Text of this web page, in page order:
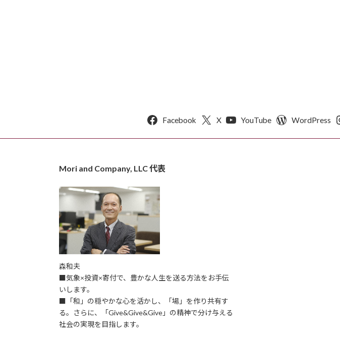
Facebook X YouTube WordPress
Mori and Company, LLC 代表
森和夫
■気象×投資×寄付で、豊かな人生を送る方法をお手伝
いします。
■「和」の穏やかな心を活かし、「場」を作り共有す
る。さらに、「Give&Give&Give」の精神で分け与える
社会の実現を目指します。